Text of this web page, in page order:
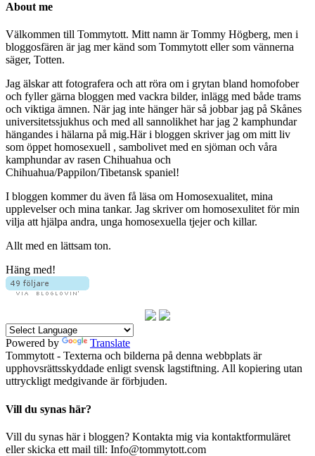
About me
Välkommen till Tommytott. Mitt namn är Tommy Högberg, men i
bloggosfären är jag mer känd som Tommytott eller som vännerna
säger, Totten.
Jag älskar att fotografera och att röra om i grytan bland homofober
och fyller gärna bloggen med vackra bilder, inlägg med både trams
och viktiga ämnen. När jag inte hänger här så jobbar jag på Skånes
universitetssjukhus och med all sannolikhet har jag 2 kamphundar
hängandes i hälarna på mig.Här i bloggen skriver jag om mitt liv
som öppet homosexuell , sambolivet med en sjöman och våra
kamphundar av rasen Chihuahua och
Chihuahua/Pappilon/Tibetansk spaniel!
I bloggen kommer du även få läsa om Homosexualitet, mina
upplevelser och mina tankar. Jag skriver om homosexulitet för min
vilja att hjälpa andra, unga homosexuella tjejer och killar.
Allt med en lättsam ton.
Häng med!
Powered by
Translate
Tommytott - Texterna och bilderna på denna webbplats är
upphovsrättsskyddade enligt svensk lagstiftning. All kopiering utan
uttryckligt medgivande är förbjuden.
Vill du synas här?
Vill du synas här i bloggen? Kontakta mig via kontaktformuläret
eller skicka ett mail till: Info@tommytott.com